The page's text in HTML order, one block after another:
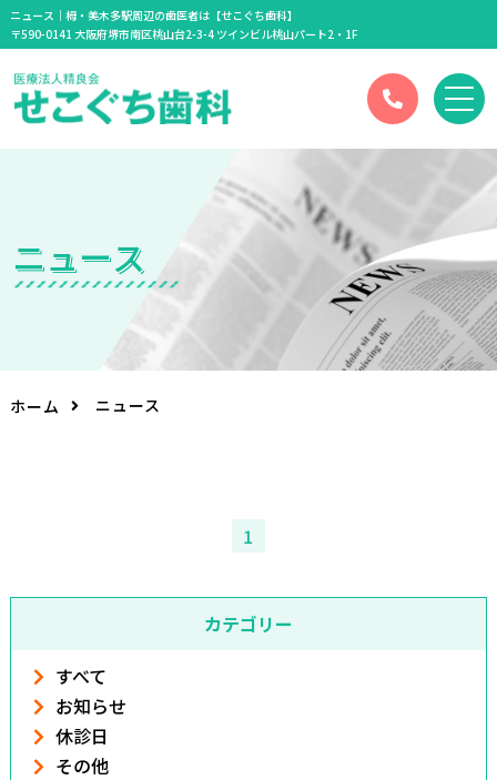
ニュース｜栂・美木多駅周辺の歯医者は【せこぐち歯科】
〒590-0141 大阪府堺市南区桃山台2-3-4 ツインビル桃山パート2・1F
ニュース
ホーム ニュース
1
カテゴリー
すべて
お知らせ
休診日
その他